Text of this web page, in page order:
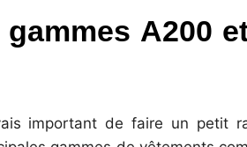
A200
important de faire un petit